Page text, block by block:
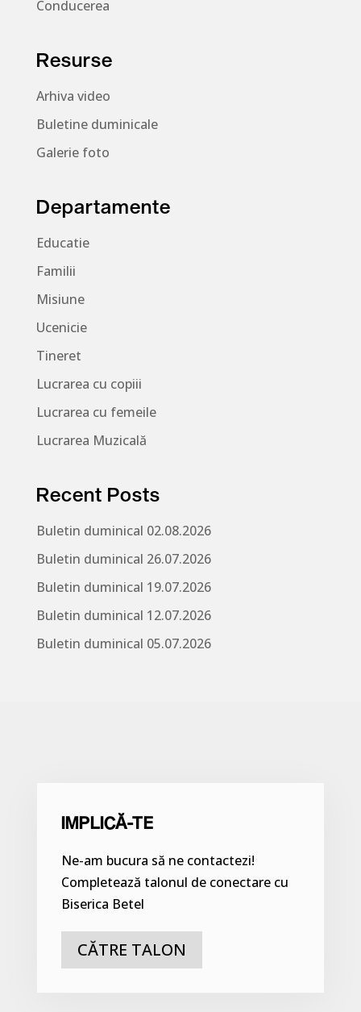
Conducerea
Resurse
Arhiva video
Buletine duminicale
Galerie foto
Departamente
Educatie
Familii
Misiune
Ucenicie
Tineret
Lucrarea cu copiii
Lucrarea cu femeile
Lucrarea Muzicală
Recent Posts
Buletin duminical 02.08.2026
Buletin duminical 26.07.2026
Buletin duminical 19.07.2026
Buletin duminical 12.07.2026
Buletin duminical 05.07.2026
IMPLICĂ-TE
Ne-am bucura să ne contactezi!
Completează talonul de conectare cu
Biserica Betel
CĂTRE TALON